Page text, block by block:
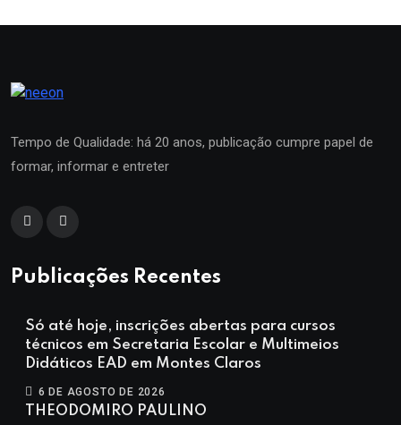
Tempo de Qualidade: há 20 anos, publicação cumpre papel de
formar, informar e entreter
Publicações Recentes
Só até hoje, inscrições abertas para cursos
técnicos em Secretaria Escolar e Multimeios
Didáticos EAD em Montes Claros
6 DE AGOSTO DE 2026
THEODOMIRO PAULINO